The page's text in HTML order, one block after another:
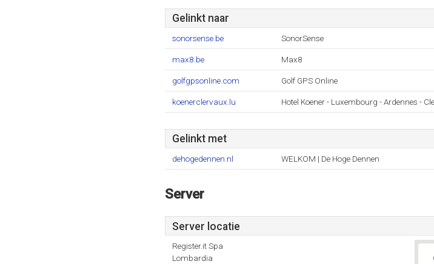
Gelinkt naar
sonorsense.be SonorSense
max8.be Max8
golfgpsonline.com Golf GPS Online
koenerclervaux.lu Hotel Koener - Luxembourg - Ardennes -
Gelinkt met
dehogedennen.nl WELKOM | De Hoge Dennen
Server
Server locatie
Register.it Spa
Lombardia